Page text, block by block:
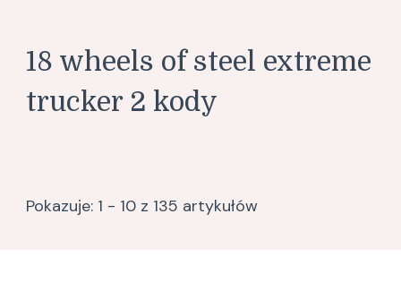
18 wheels of steel extreme
trucker 2 kody
Pokazuje: 1 - 10 z 135 artykułów